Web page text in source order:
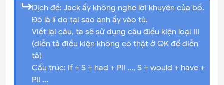
Dịch đề: Jack ấy không nghe lời khuyên của bố.
Đó là lí do tại sao anh ấy vào tù.
Viết lại câu, ta sẽ sử dụng câu điều kiện loại III
(diễn tả điều kiện không có thật ở QK để diễn
tả)
Cấu trúc: If + S + had + PII ..., S + would + have +
PII ...